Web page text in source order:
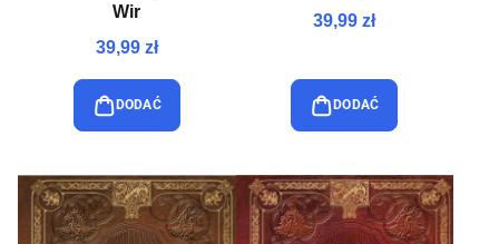
Wir
39,99 zł
DODAĆ
39,99 zł
DODAĆ